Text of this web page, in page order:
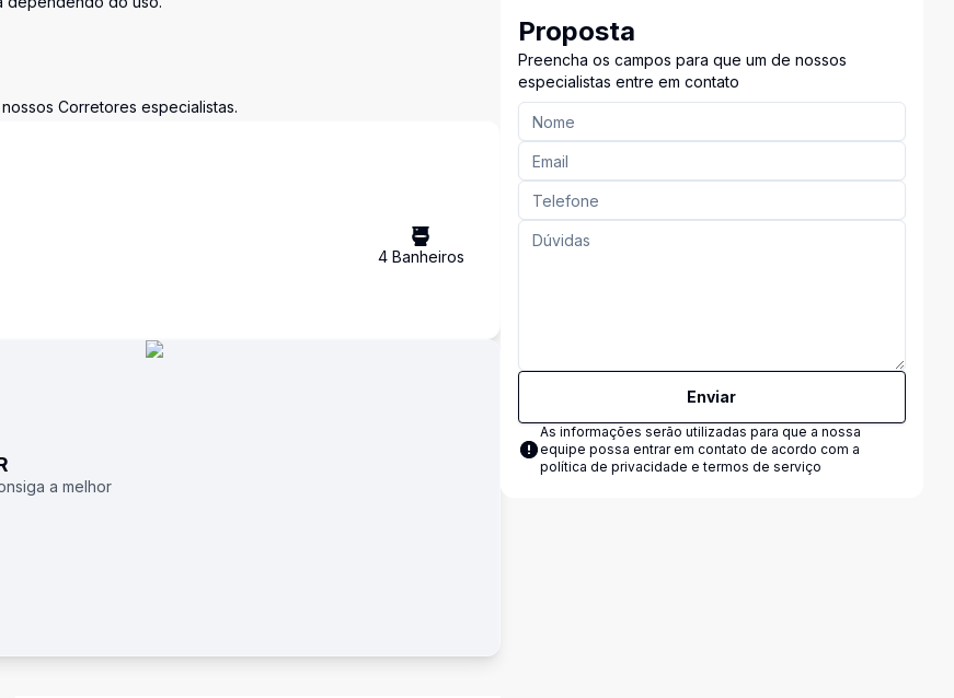
Corretores especialistas.
4Banheiros
a melhor
Proposta
Preencha os campos para que um de nossos
especialistas entre em contato
Enviar
As informações serão utilizadas para que a nossa
equipe possa entrar em contato de acordo com a
política de privacidade e termos de serviço